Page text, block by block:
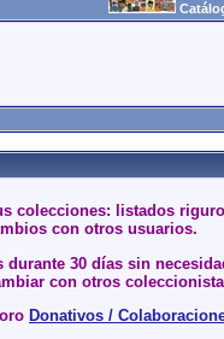
colecciones: listados
con otros usuarios.
30 días sin
con otros
Donativos /